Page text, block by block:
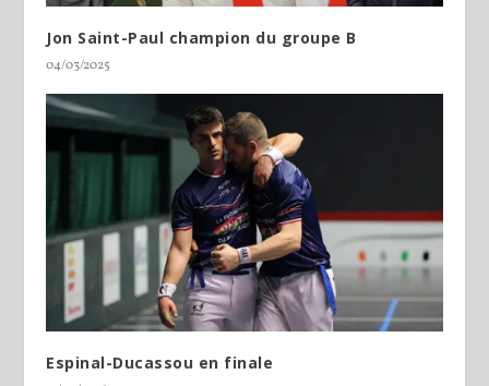
Jon Saint-Paul champion du groupe B
04/03/2025
Espinal-Ducassou en finale